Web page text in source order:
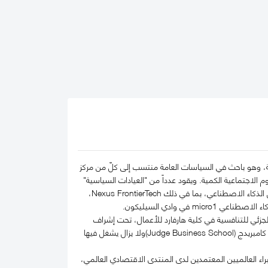
وهو باحث في السياسات العامة منتسب إلى كلّ من مركز
الاجتماعية الكمية. ويقود عدداً من "العيادات السياسية"
المتخصصة في حوكمة التكنولوجيا حول العالم. كما شارك في تأسيس عدد من الشركات والمبادرات في مجال الذكاء الاصطناعي، بما في ذلك Nexus FrontierTech،
للتنافسية في كلية هارفارد للأعمال، تحت إشراف
البروفيسور مايكل بورتر، كما كان زميلاً مؤسساً في مركز أبحاث الاقتصاد الدائري بكلية إدارة الأعمال في جامعة كامبريدج (Judge Business School)ولا يزال يشغل فيها
المعتمدين لدى المنتدى الاقتصادي العالمي،